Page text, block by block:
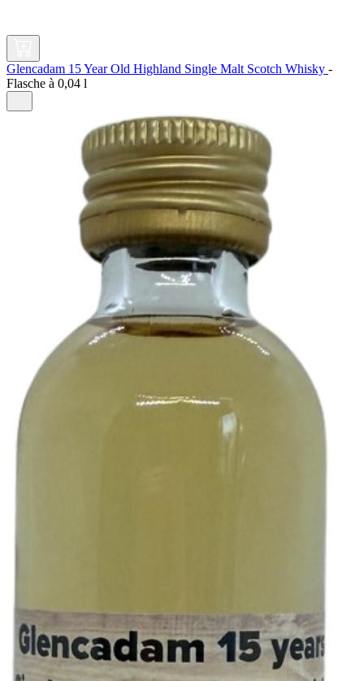
Glencadam 15 Year Old Highland Single Malt Scotch Whisky -
Flasche à 0,04 l